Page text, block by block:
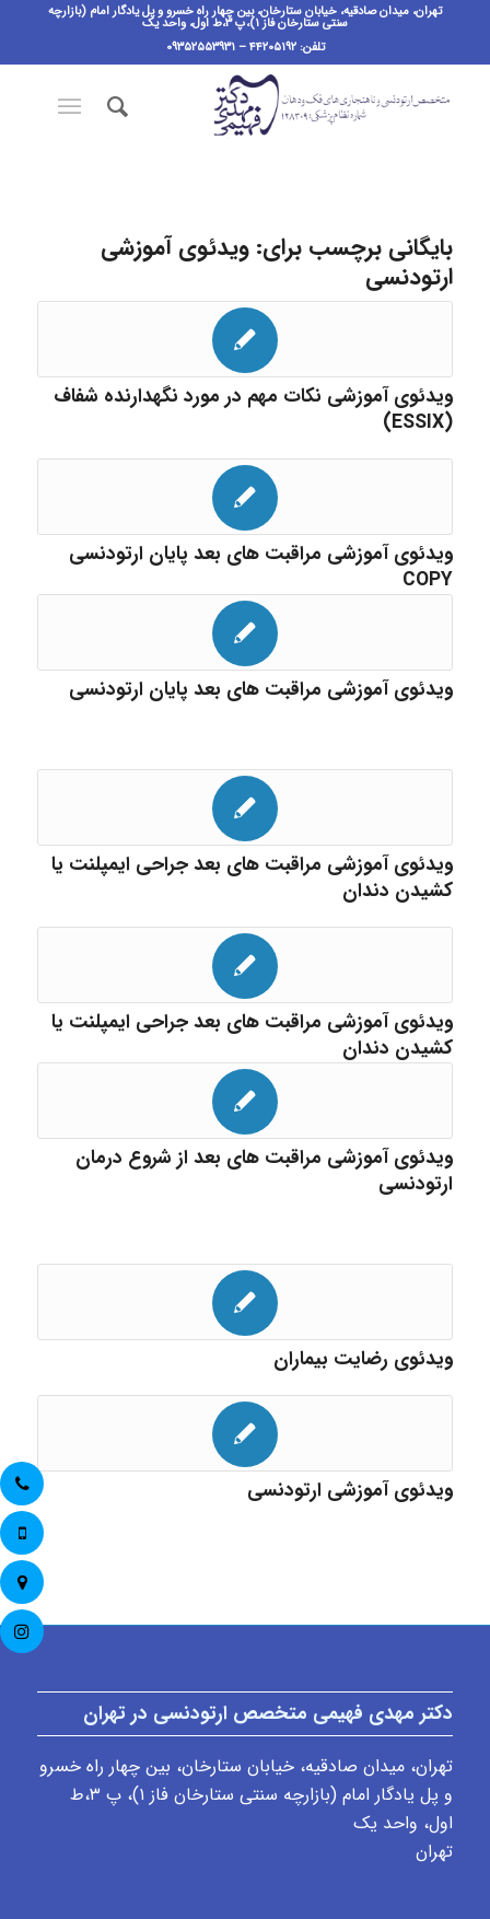
تهران، میدان صادقیه، خیابان ستارخان، بین چهار راه خسرو و پل یادگار امام (بازارچه
سنتی ستارخان فاز ۱)،پ ٣،ط اول، واحد یک
تلفن: ۴۴۲۰۵۱۹۲ – ۰۹۳۵۲۵۵۳۹۳۱
بایگانی برچسب برای: ویدئوی آموزشی
ارتودنسی
ویدئوی آموزشی نکات مهم در مورد نگهدارنده شفاف
(ESSIX)
ویدئوی آموزشی مراقبت های بعد پایان ارتودنسی
COPY
ویدئوی آموزشی مراقبت های بعد پایان ارتودنسی
ویدئوی آموزشی مراقبت های بعد جراحی ایمپلنت یا
کشیدن دندان
ویدئوی آموزشی مراقبت های بعد جراحی ایمپلنت یا
کشیدن دندان
ویدئوی آموزشی مراقبت های بعد از شروع درمان
ارتودنسی
ویدئوی رضایت بیماران
ویدئوی آموزشی ارتودنسی
دکتر مهدی فهیمی متخصص ارتودنسی در تهران
تهران، میدان صادقیه، خیابان ستارخان، بین چهار راه خسرو
و پل یادگار امام (بازارچه سنتی ستارخان فاز ۱)، پ ٣،ط
اول، واحد یک
تهران